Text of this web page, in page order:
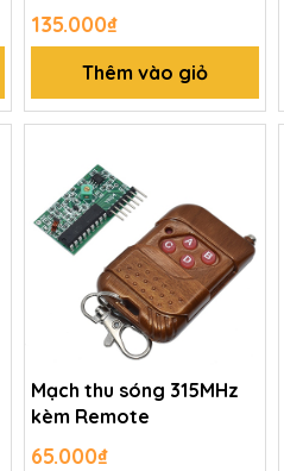
135.000₫
Thêm vào giỏ
Mạch thu sóng 315MHz
kèm Remote
65.000₫